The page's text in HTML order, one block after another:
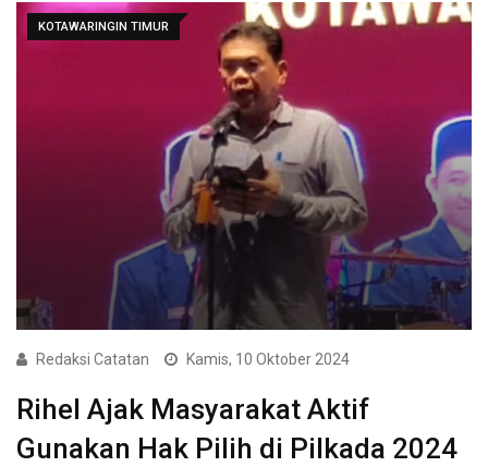
KOTAWARINGIN TIMUR
Redaksi Catatan Kamis, 10 Oktober 2024
Rihel Ajak Masyarakat Aktif
Gunakan Hak Pilih di Pilkada 2024